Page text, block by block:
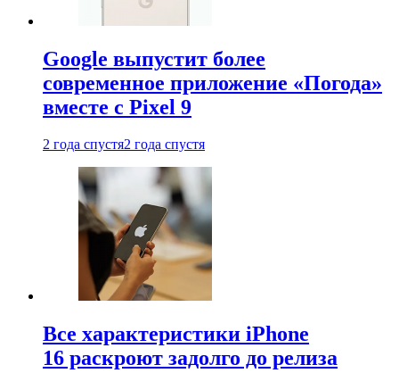
Google выпустит более
современное приложение «Погода»
вместе с Pixel 9
2 года спустя2 года спустя
Все характеристики iPhone
16 раскроют задолго до релиза